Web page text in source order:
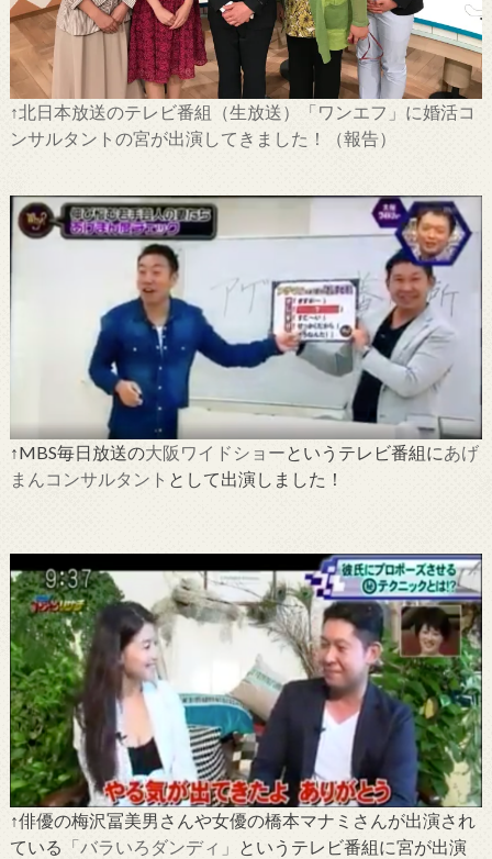
↑北日本放送のテレビ番組（生放送）「ワンエフ」に婚活コ
ンサルタントの宮が出演してきました！（報告）
↑MBS毎日放送の大阪ワイドショーというテレビ番組にあげ
まんコンサルタント として出演しました！
↑俳優の梅沢冨美男さんや女優の橋本マナミさんが出演され
ている 「バラいろダンディ」 というテレビ番組に宮が出演